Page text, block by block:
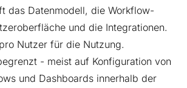
das Datenmodell, die Workflow-
und die Integrationen.
Nutzer für die Nutzung.
- meist auf Konfiguration von
und Dashboards innerhalb der